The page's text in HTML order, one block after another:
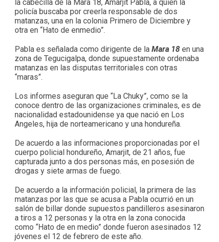
la cabecilla de la Mara 18, Amarjit Pabla, a quien la
policía buscaba por creerla responsable de dos
matanzas, una en la colonia Primero de Diciembre y
otra en “Hato de enmedio”.
Pabla es señalada como dirigente de la Mara 18 en una
zona de Tegucigalpa, donde supuestamente ordenaba
matanzas en las disputas territoriales con otras
“maras”.
Los informes aseguran que “La Chuky”, como se la
conoce dentro de las organizaciones criminales, es de
nacionalidad estadounidense ya que nació en Los
Angeles, hija de norteamericano y una hondureña.
De acuerdo a las informaciones proporcionadas por el
cuerpo policial hondureño, Amarjit, de 21 años, fue
capturada junto a dos personas más, en posesión de
drogas y siete armas de fuego.
De acuerdo a la información policial, la primera de las
matanzas por las que se acusa a Pabla ocurrió en un
salón de billar donde supuestos pandilleros asesinaron
a tiros a 12 personas y la otra en la zona conocida
como “Hato de en medio” donde fueron asesinados 12
jóvenes el 12 de febrero de este año.